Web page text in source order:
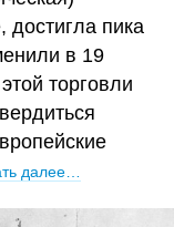
достигла пика
в 19
торговли
далее…